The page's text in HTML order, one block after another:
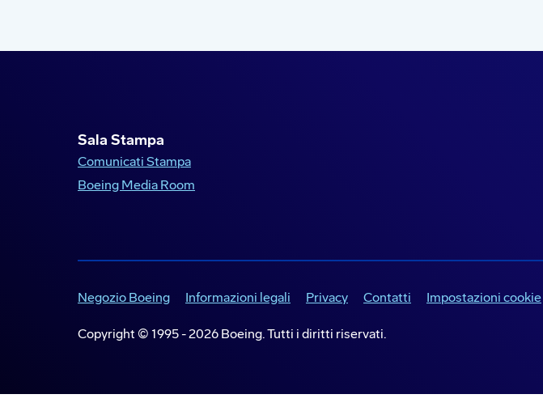
Sala Stampa
Comunicati Stampa
Boeing Media Room
Negozio Boeing Informazioni legali Privacy Contatti Impostazioni cookie
Copyright © 1995 -2026 Boeing. Tutti i diritti riservati.